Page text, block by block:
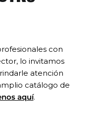
con
lo invitamos
atención
catálogo de
aquí.